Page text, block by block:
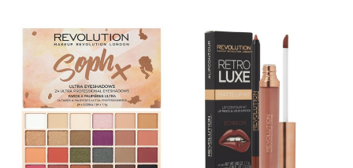
plus
belles
marques
de
sacs
alternatives